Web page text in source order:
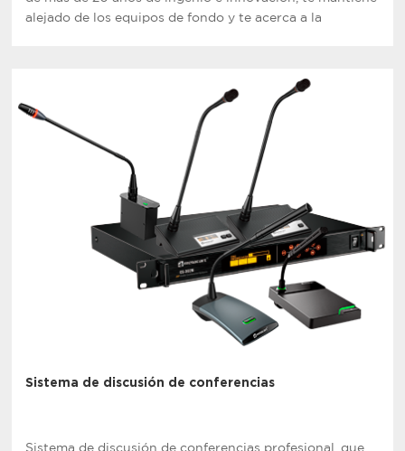
alejado de los equipos de fondo y te acerca a la
Sistema de discusión de conferencias
Sistema de discusión de conferencias profesional, que